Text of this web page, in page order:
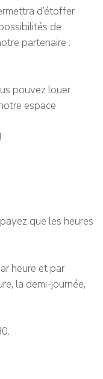
d’étoffer
de
partenaire :
pouvez louer
espace
que les heures
heure et par
la demi-journée,